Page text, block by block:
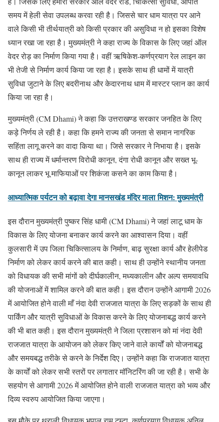
समय में हेली सेवा उपलब्ध करवा रही है। जिससे चार धाम यात्रा पर आने
वाले किसी भी तीर्थयात्री को किसी प्रकार की असुविधा न हो इसका विशेष
ध्यान रखा जा रहा है। मुख्यमंत्री ने कहा राज्य के विकास के लिए जहां ऑल
वेदर रोड़ का निर्माण किया गया है। वहीं ऋषिकेश-कर्णप्रयाग रेल लाइन का
भी तेजी से निर्माण कार्य किया जा रहा है। इसके साथ ही धामों में यात्री
सुविधा जुटाने के लिए बदरीनाथ और केदारनाथ धाम में मास्टर प्लान का कार्य
किया जा रहा है।
मुख्यमंत्री (CM Dhami) ने कहा कि उत्तराखण्ड सरकार जनहित के लिए
कड़े निर्णय ले रही है। कहा कि हमने राज्य की जनता से समान नागरिक
सहिंता लागू करने का वादा किया था। जिसे सरकार ने निभाया है। इसके
साथ ही राज्य में धर्मान्तरण विरोधी कानून, दंगा रोधी कानून और सख्त भू-
कानून लाकर भू माफियाओं पर शिकंजा कसने का काम किया है।
आध्यात्मिक पर्यटन को बढ़ावा देगा मानसखंड मंदिर माला मिशन: मुख्यमंत्री
इस दौरान मुख्यमंत्री पुष्कर सिंह धामी (CM Dhami) ने जहां लाटू धाम के
विकास के लिए योजना बनाकर कार्य करने का आश्वासन दिया। वहीं
कुलसारी में उप जिला चिकित्सालय के निर्माण, बाढ़ सुरक्षा कार्य और हेलीपेड
निर्माण को लेकर कार्य करने की बात कही। साथ ही उन्होंने स्थानीय जनता
को विधायक की सभी मांगों को दीर्घकालीन, मध्यकालीन और अल्प समयावधि
की योजनाओं में शामिल करने की बात कही। इस दौरान उन्होंने आगामी 2026
में आयोजित होने वाली माँ नंदा देवी राजजात यात्रा के लिए सड़कों के साथ ही
पार्किंग और यात्री सुविधाओं के विकास करने के लिए योजनाबद्ध कार्य करने
की भी बात कही। इस दौरान मुख्यमंत्री ने जिला प्रशासन को मां नंदा देवी
राजजात यात्रा के आयोजन को लेकर किए जाने वाले कार्यों को योजनाबद्ध
और समयबद्ध तरीके से करने के निर्देश दिए। उन्होंने कहा कि राजजात यात्रा
के कार्यों को लेकर सभी स्तरों पर लगातार मॉनिटरिंग की जा रही है। सभी के
सहयोग से आगामी 2026 में आयोजित होने वाली राजजात यात्रा को भव्य और
दिव्य स्वरुप आयोजित किया जाएगा।